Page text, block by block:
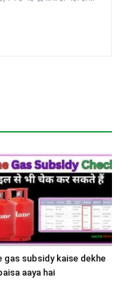
gas subsidy kaise dekhe
aaya hai